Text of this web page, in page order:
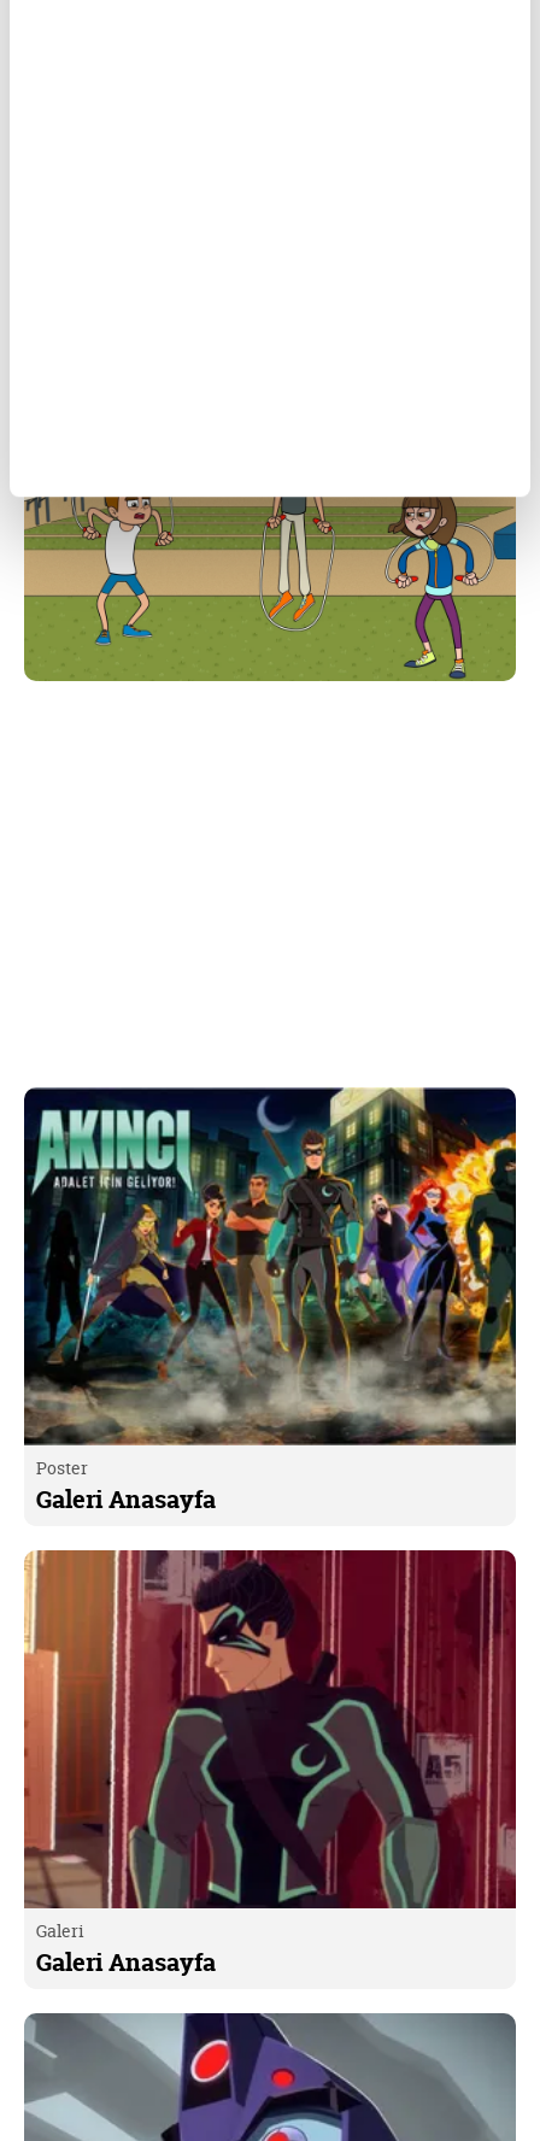
Poster
Galeri Anasayfa
Galeri
Galeri Anasayfa